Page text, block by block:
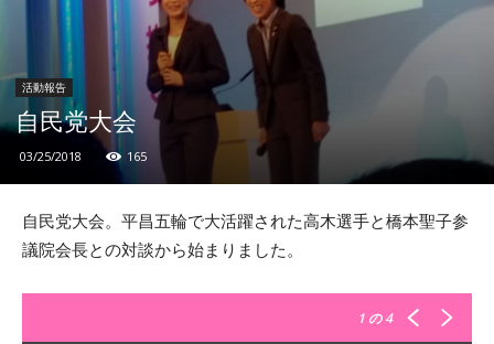
活動報告
自民党大会
03/25/2018 165
自民党大会。平昌五輪で大活躍された高木選手と橋本聖子参
議院会長との対談から始まりました。
1 の 4